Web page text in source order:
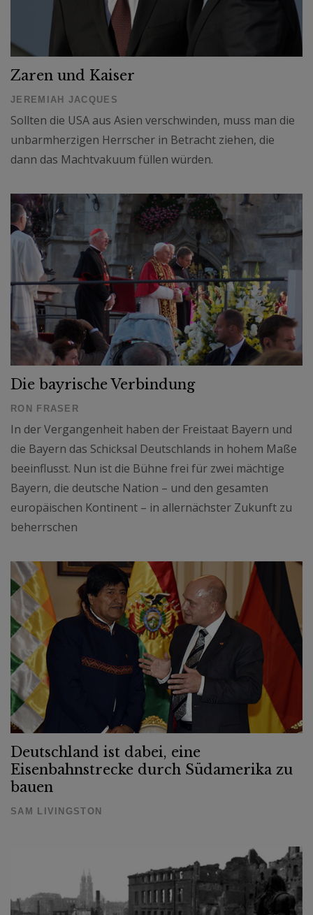
Zaren und Kaiser
JEREMIAH JACQUES
Sollten die USA aus Asien verschwinden, muss man die
unbarmherzigen Herrscher in Betracht ziehen, die
dann das Machtvakuum füllen würden.
Die bayrische Verbindung
RON FRASER
In der Vergangenheit haben der Freistaat Bayern und
die Bayern das Schicksal Deutschlands in hohem Maße
beeinflusst. Nun ist die Bühne frei für zwei mächtige
Bayern, die deutsche Nation – und den gesamten
europäischen Kontinent – in allernächster Zukunft zu
beherrschen
Deutschland ist dabei, eine
Eisenbahnstrecke durch Südamerika zu
bauen
SAM LIVINGSTON